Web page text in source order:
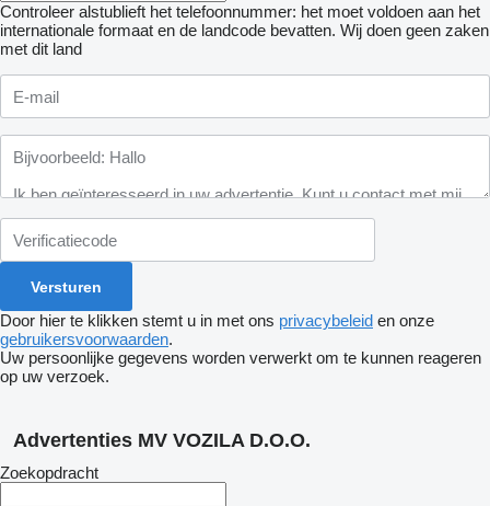
Controleer alstublieft het telefoonnummer: het moet voldoen aan het
internationale formaat en de landcode bevatten. Wij doen geen zaken
met dit land
Door hier te klikken stemt u in met ons privacybeleid en onze
gebruikersvoorwaarden.
Uw persoonlijke gegevens worden verwerkt om te kunnen reageren
op uw verzoek.
Advertenties MV VOZILA D.O.O.
Zoekopdracht